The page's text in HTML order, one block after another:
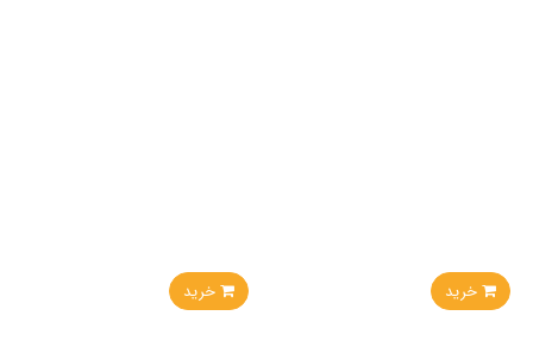
خرید خرید